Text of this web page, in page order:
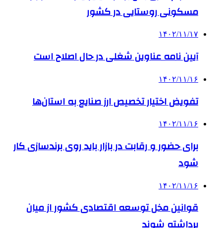
مسکونی روستایی در کشور
۱۴۰۲/۱۱/۱۷
آیین نامه عناوین شغلی در حال اصلاح است
۱۴۰۲/۱۱/۱۶
تفویض اختیار تخصیص ارز صنایع به استان‌ها
۱۴۰۲/۱۱/۱۶
برای حضور و رقابت در بازار باید روی برندسازی کار
شود
۱۴۰۲/۱۱/۱۶
قوانین مخل توسعه اقتصادی کشور از میان